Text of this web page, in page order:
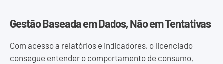
Gestão Baseada em Dados, Não em Tentativas
Com acesso a relatórios e indicadores, o licenciado
consegue entender o comportamento de consumo,